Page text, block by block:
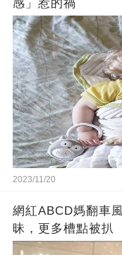
感」惹的禍
2023/11/20
網紅ABCD媽翻車
昧，更多槽點被扒